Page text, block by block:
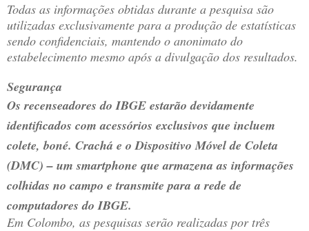
Todas as informações obtidas durante a pesquisa são
utilizadas exclusivamente para a produção de estatísticas
sendo confidenciais, mantendo o anonimato do
estabelecimento mesmo após a divulgação dos resultados.
Segurança
Os recenseadores do IBGE estarão devidamente
identificados com acessórios exclusivos que incluem
colete, boné. Crachá e o Dispositivo Móvel de Coleta
(DMC) – um smartphone que armazena as informações
colhidas no campo e transmite para a rede de
computadores do IBGE.
Em Colombo, as pesquisas serão realizadas por três